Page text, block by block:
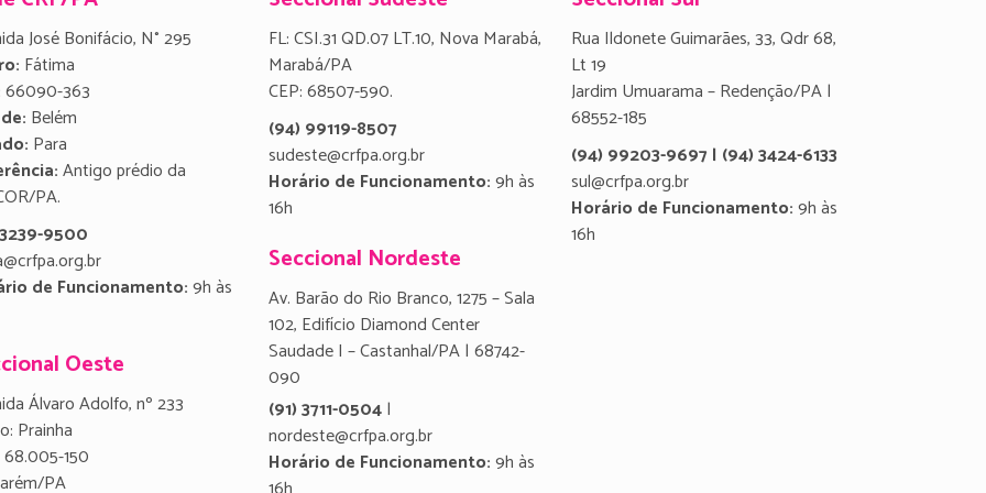
José Bonifácio, N° 295
Fátima
66090-363
Belém
Para
Antigo prédio da
PA.
9500
de Funcionamento:9h às
Oeste
Álvaro Adolfo, nº 233
Prainha
68.005-150
PA
FL: CSI.31 QD.07 LT.10, Nova Marabá,
Marabá/PA
CEP: 68507-590.
(94) 99119-8507
sudeste@crfpa.org.br
Horário de Funcionamento:9h às
16h
Seccional Nordeste
Av. Barão do Rio Branco, 1275 – Sala
102, Edifício Diamond Center
Saudade I – Castanhal/PA | 68742-
090
(91) 3711-0504|
nordeste@crfpa.org.br
Horário de Funcionamento:9h às
Rua Ildonete Guimarães, 33, Qdr 68,
Lt 19
Jardim Umuarama – Redenção/PA |
68552-185
(94) 99203-9697 | (94) 3424-6133
sul@crfpa.org.br
Horário de Funcionamento:9h às
16h